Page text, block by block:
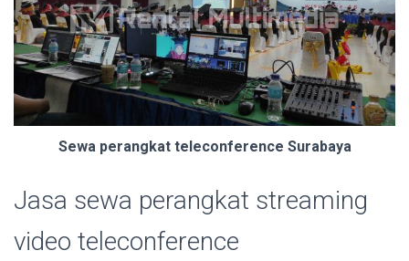
Sewa perangkat teleconference Surabaya
Jasa sewa perangkat streaming
video teleconference